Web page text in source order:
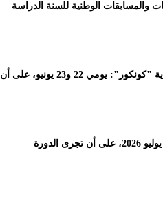
والمسابقات الوطنية للسنة الدراسة
ووفق المقرر الذي حمل الرقم: 001459، فستجرى مسابقة دخول السنة الأولى الإعدادية "كونكور": يومي 22 و23 يونيو، على أن
أما شهادة الثانوية العامة "البكالوريا"، فستجرى دورتها العادية أيام 29، 30 يونيو، و1، 2 يوليو 2026، على أن تجرى الدورة